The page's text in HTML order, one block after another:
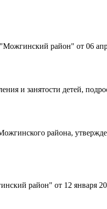
район" от 06
и занятости детей,
района,
район" от 12 января